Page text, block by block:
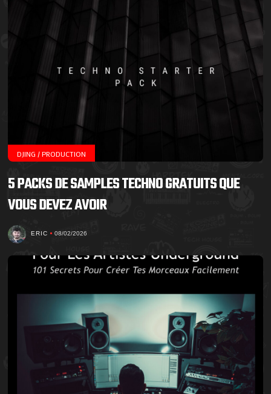
DJING / PRODUCTION
5 PACKS DE SAMPLES TECHNO GRATUITS QUE
VOUS DEVEZ AVOIR
ERIC 08/02/2026